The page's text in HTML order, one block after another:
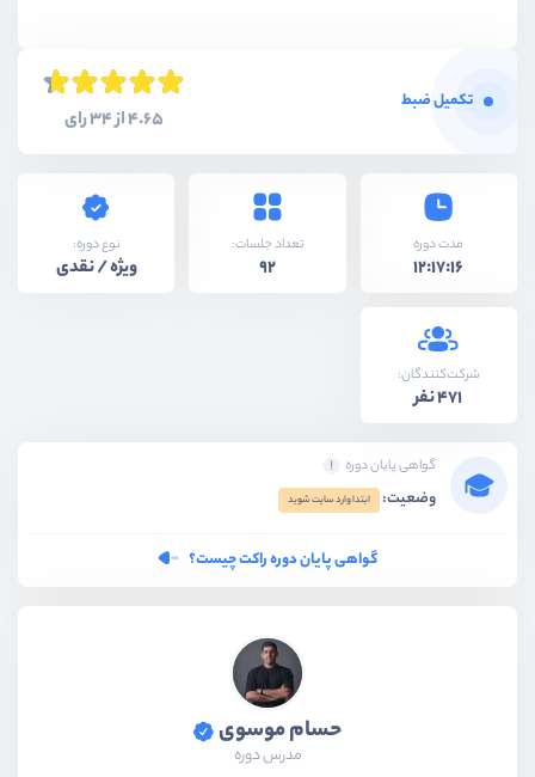
تکمیل ضبط
4.65 از 34 رای
مدت دوره
12:17:16
تعداد جلسات:
92
نوع دوره:
ویژه / نقدی
شرکت‌کنندگان:
471 نفر
گواهی پایان دوره
وضعیت: ابتدا وارد سایت شوید
گواهی پایان دوره راکت چیست؟
حسام موسوی
مدرس دوره